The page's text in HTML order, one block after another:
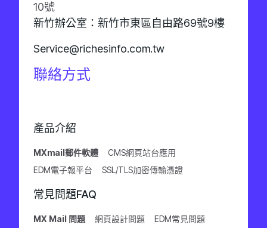
10號
新竹辦公室：新竹市東區自由路69號9樓
Service@richesinfo.com.tw
聯絡方式
產品介紹
MXmail郵件軟體
CMS網頁站台應用
EDM電子報平台
SSL/TLS加密傳輸憑證
常見問題FAQ
MX Mail 問題 網頁設計問題
EDM常見問題